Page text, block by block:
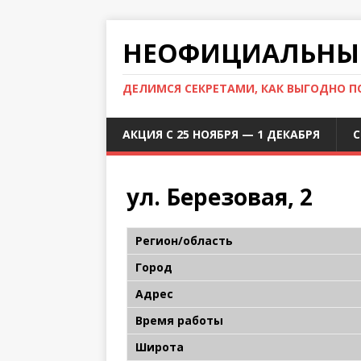
ДЕЛИМСЯ СЕКРЕТАМИ, КАК ВЫГОДНО
АКЦИЯ С 25 НОЯБРЯ — 1 ДЕКАБРЯ
ул. Березовая, 2
Регион/область
Город
Адрес
Время работы
Широта